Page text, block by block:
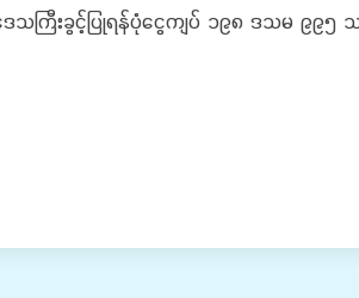
ဒေသကြီးခွင့်ပြုရန်ပုံငွေကျပ် ၁၉၈ ဒသမ